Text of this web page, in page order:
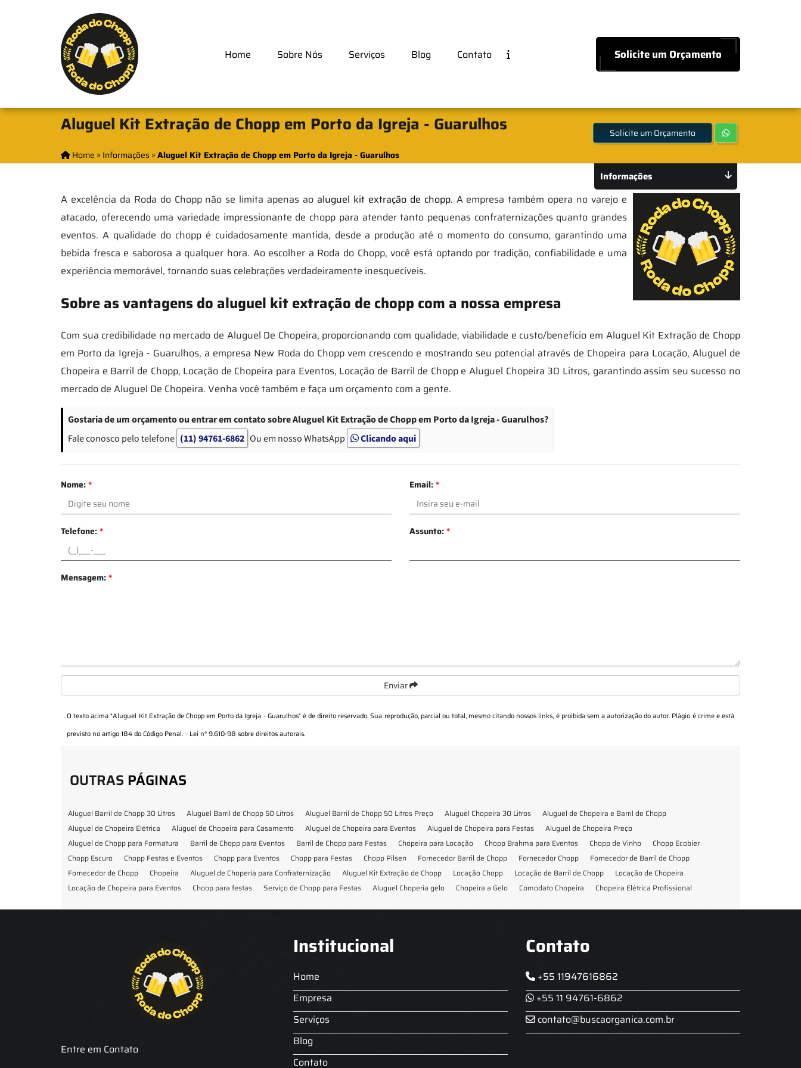
Home Sobre Nós Serviços Blog Contato Solicite um Orçamento
Aluguel Kit Extração de Chopp em Porto da Igreja - Guarulhos
Home » Informações»Aluguel Kit Extração de Chopp em Porto da Igreja - Guarulhos
Solicite um Orçamento
A excelência da Roda do Chopp não se limita apenas ao aluguel kit extração de chopp. A empresa também opera no varejo e
atacado, oferecendo uma variedade impressionante de chopp para atender tanto pequenas confraternizações quanto grandes
eventos. A qualidade do chopp é cuidadosamente mantida, desde a produção até o momento do consumo, garantindo uma
bebida fresca e saborosa a qualquer hora. Ao escolher a Roda do Chopp, você está optando por tradição, confiabilidade e uma
experiência memorável, tornando suas celebrações verdadeiramente inesquecíveis.
Sobre as vantagens do aluguel kit extração de chopp com a nossa empresa
Com sua credibilidade no mercado de Aluguel De Chopeira, proporcionando com qualidade, viabilidade e custo/benefício em Aluguel Kit Extração de Chopp
em Porto da Igreja - Guarulhos, a empresa New Roda do Chopp vem crescendo e mostrando seu potencial através de Chopeira para Locação, Aluguel de
Chopeira e Barril de Chopp, Locação de Chopeira para Eventos, Locação de Barril de Chopp e Aluguel Chopeira 30 Litros, garantindo assim seu sucesso no
mercado de Aluguel De Chopeira. Venha você também e faça um orçamento com a gente.
Gostaria de um orçamento ou entrar em contato sobre Aluguel Kit Extração de Chopp em Porto da Igreja - Guarulhos?
Fale conosco pelo telefone (11) 94761-6862 Ou em nosso WhatsApp Clicando aqui
Nome:* Email:*
Telefone:* Assunto:*
Mensagem:*
Enviar
O texto acima "Aluguel Kit Extração de Chopp em Porto da Igreja - Guarulhos" é de direito reservado. Sua reprodução, parcial ou total, mesmo citando nossos links, é proibida sem a autorização do autor. Plágio é crime e está
previsto no artigo 184 do Código Penal. – Lei n° 9.610-98 sobre direitos autorais.
Informações
OUTRAS PÁGINAS
Aluguel Barril de Chopp 30 Litros Aluguel Barril de Chopp 50 Litros Aluguel Barril de Chopp 50 Litros Preço Aluguel Chopeira 30 Litros
Aluguel de Chopeira e Barril de Chopp
Aluguel de Chopeira Elétrica
Aluguel de Chopeira para Casamento Aluguel de Chopeira para Eventos Aluguel de Chopeira para Festas
Aluguel de Chopeira Preço
Aluguel de Chopp para Formatura
Barril de Chopp para Eventos Barril de Chopp para Festas Chopeira para Locação Chopp Brahma para Eventos Chopp de Vinho
Chopp Ecobier
Chopp Escuro
Chopp Festas e Eventos Chopp para Eventos Chopp para Festas Chopp Pilsen Fornecedor Barril de Chopp Fornecedor Chopp
Fornecedor de Barril de Chopp
Fornecedor de Chopp
Chopeira Aluguel de Choperia para Confraternização Aluguel Kit Extração de Chopp Locação Chopp Locação de Barril de Chopp
Locação de Chopeira
Locação de Chopeira para Eventos
Choop para festas Serviço de Chopp para Festas Aluguel Choperia gelo Chopeira a Gelo Comodato Chopeira
Chopeira Elétrica Profissional
Entre em Contato
Institucional
Home
Empresa
Serviços
Blog
Contato
Contato
+55 11947616862
+55 11 94761-6862
contato@buscaorganica.com.br